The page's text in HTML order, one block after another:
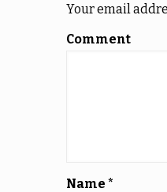
Your email
Comment
Name *